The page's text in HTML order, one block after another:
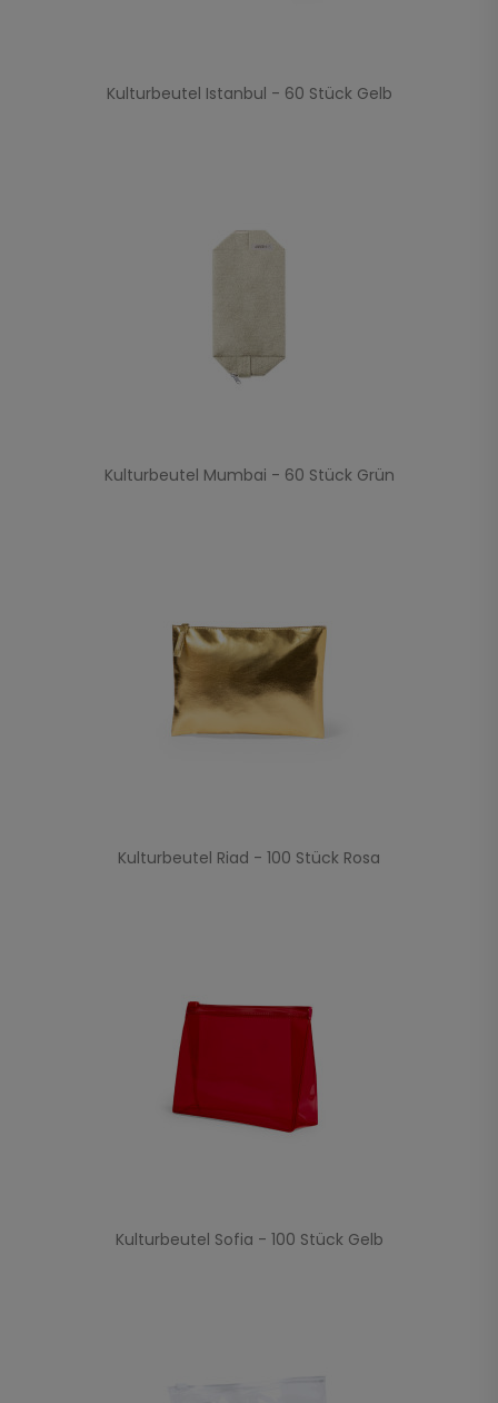
Kulturbeutel Istanbul - 60 Stück Gelb
Kulturbeutel Mumbai - 60 Stück Grün
Kulturbeutel Riad - 100 Stück Rosa
Kulturbeutel Sofia - 100 Stück Gelb